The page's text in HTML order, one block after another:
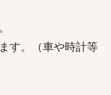
す。（車や時計等